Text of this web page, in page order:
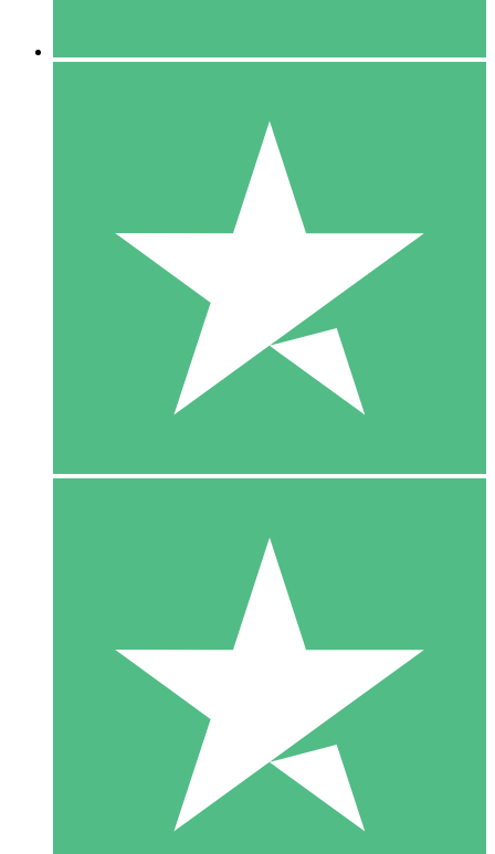
10 Téléchargements
20 00